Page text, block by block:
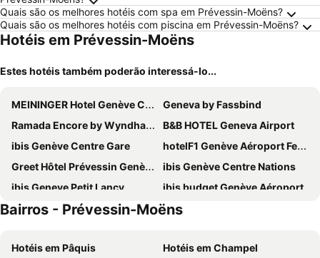
Quais são os melhores hotéis com spa em Prévessin-Moëns?
Quais são os melhores hotéis com piscina em Prévessin-Moëns?
Hotéis em Prévessin-Moëns
Estes hotéis também poderão interessá-lo...
MEININGER Hotel Genève Centre Charmilles
Geneva by Fassbind
Ramada Encore by Wyndham Geneva
B&B HOTEL Geneva Airport
ibis Genève Centre Gare
hotelF1 Genève Aéroport Ferney
Greet Hôtel Prévessin Genève Aéroport
ibis Genève Centre Nations
ibis Geneve Petit Lancy
ibis budget Genève Aéroport
Ibis Styles Prévessin Genève Aéroport
Nash Suites Airport Hotel
Hotel Le Montbrillant
Premiere Classe Geneve - Saint Genis Pouilly
Bairros - Prévessin-Moëns
Hotéis em Pâquis
Hotéis em Champel